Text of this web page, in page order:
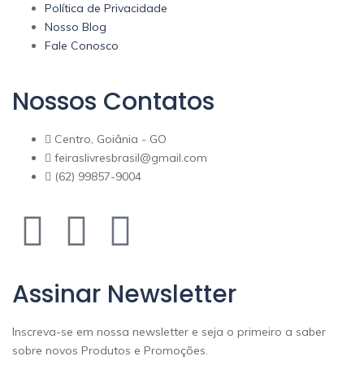
Política de Privacidade
Nosso Blog
Fale Conosco
Nossos Contatos
Centro, Goiânia - GO
feiraslivresbrasil@gmail.com
(62) 99857-9004
Assinar Newsletter
Inscreva-se em nossa newsletter e seja o primeiro a saber
sobre novos Produtos e Promoções.